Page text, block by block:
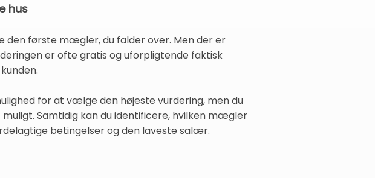
hus
første mægler, du falder over. Men der er
er ofte gratis og uforpligtende faktisk
for at vælge den højeste vurdering, men du
Samtidig kan du identificere, hvilken mægler
betingelser og den laveste salær.